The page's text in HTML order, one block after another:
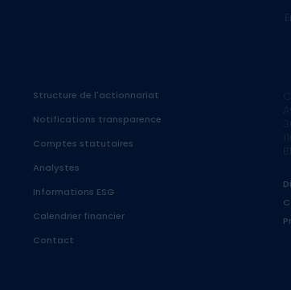
Structure de l'actionnariat
Notifications transparence
Comptes statutaires
Analystes
Informations ESG
Calendrier financier
Contact